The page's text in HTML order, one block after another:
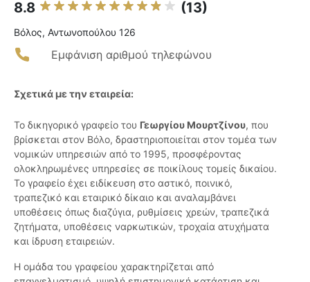
8.8 (13)
Βόλος, Αντωνοπούλου 126
Εμφάνιση αριθμού τηλεφώνου
Σχετικά με την εταιρεία:
Το δικηγορικό γραφείο του Γεωργίου Μουρτζίνου, που
βρίσκεται στον Βόλο, δραστηριοποιείται στον τομέα των
νομικών υπηρεσιών από το 1995, προσφέροντας
ολοκληρωμένες υπηρεσίες σε ποικίλους τομείς δικαίου.
Το γραφείο έχει ειδίκευση στο αστικό, ποινικό,
τραπεζικό και εταιρικό δίκαιο και αναλαμβάνει
υποθέσεις όπως διαζύγια, ρυθμίσεις χρεών, τραπεζικά
ζητήματα, υποθέσεις ναρκωτικών, τροχαία ατυχήματα
και ίδρυση εταιρειών.
Η ομάδα του γραφείου χαρακτηρίζεται από